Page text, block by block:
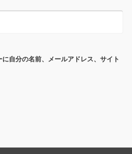
自分の名前、メールアドレス、サイト